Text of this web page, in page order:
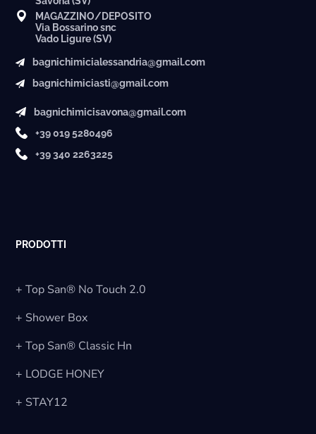
MAGAZZINO/DEPOSITO
Via Bossarino snc
Vado Ligure (SV)
bagnichimicialessandria@gmail.com
bagnichimiciasti@gmail.com
bagnichimicisavona@gmail.com
+39 019 5280496
+39 340 2263225
PRODOTTI
+ Top San® No Touch 2.0
+ Shower Box
+ Top San® Classic Hn
+ LODGE HONEY
+ STAY12